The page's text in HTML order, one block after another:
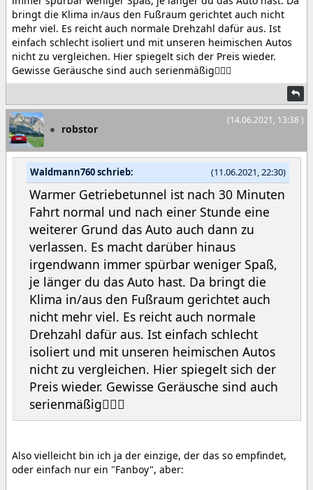
bringt die Klima in/aus den Fußraum gerichtet auch nicht
mehr viel. Es reicht auch normale Drehzahl dafür aus. Ist
einfach schlecht isoliert und mit unseren heimischen Autos
nicht zu vergleichen. Hier spiegelt sich der Preis wieder.
Gewisse Geräusche sind auch serienmäßig🤷🏻‍♂️
(14.06.2021, 13:38 )
robstor
(11.06.2021, 22:30)
Waldmann760 schrieb:
Warmer Getriebetunnel ist nach 30 Minuten
Fahrt normal und nach einer Stunde eine
weiterer Grund das Auto auch dann zu
verlassen. Es macht darüber hinaus
irgendwann immer spürbar weniger Spaß,
je länger du das Auto hast. Da bringt die
Klima in/aus den Fußraum gerichtet auch
nicht mehr viel. Es reicht auch normale
Drehzahl dafür aus. Ist einfach schlecht
isoliert und mit unseren heimischen Autos
nicht zu vergleichen. Hier spiegelt sich der
Preis wieder. Gewisse Geräusche sind auch
serienmäßig🤷🏻‍♂️
Also vielleicht bin ich ja der einzige, der das so empfindet,
oder einfach nur ein "Fanboy", aber: